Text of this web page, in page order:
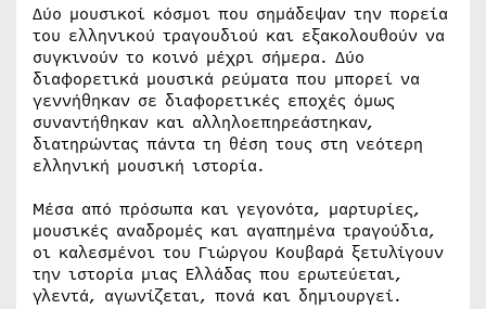
Δύο μουσικοί κόσμοι που σημάδεψαν την πορεία
του ελληνικού τραγουδιού και εξακολουθούν να
συγκινούν το κοινό μέχρι σήμερα. Δύο
διαφορετικά μουσικά ρεύματα που μπορεί να
γεννήθηκαν σε διαφορετικές εποχές όμως
συναντήθηκαν και αλληλοεπηρεάστηκαν,
διατηρώντας πάντα τη θέση τους στη νεότερη
ελληνική μουσική ιστορία.
Μέσα από πρόσωπα και γεγονότα, μαρτυρίες,
μουσικές αναδρομές και αγαπημένα τραγούδια,
οι καλεσμένοι του Γιώργου Κουβαρά ξετυλίγουν
την ιστορία μιας Ελλάδας που ερωτεύεται,
γλεντά, αγωνίζεται, πονά και δημιουργεί.